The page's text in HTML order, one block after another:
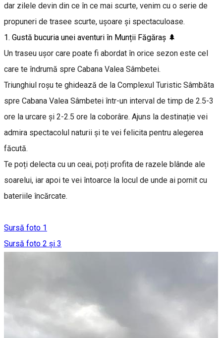
dar zilele devin din ce în ce mai scurte, venim cu o serie de
propuneri de trasee scurte, ușoare și spectaculoase.
1. Gustă bucuria unei aventuri în Munții Făgăraș 🌲
Un traseu ușor care poate fi abordat în orice sezon este cel
care te îndrumă spre Cabana Valea Sâmbetei.
Triunghiul roșu te ghidează de la Complexul Turistic Sâmbăta
spre Cabana Valea Sâmbetei într-un interval de timp de 2.5-3
ore la urcare și 2-2.5 ore la coborâre. Ajuns la destinație vei
admira spectacolul naturii și te vei felicita pentru alegerea
făcută.
Te poți delecta cu un ceai, poți profita de razele blânde ale
soarelui, iar apoi te vei întoarce la locul de unde ai pornit cu
bateriile încărcate.
Sursă foto 1
Sursă foto 2 și 3